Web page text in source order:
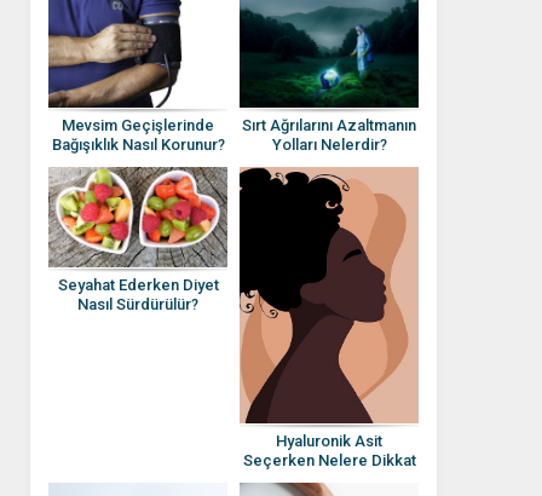
Mevsim Geçişlerinde
Bağışıklık Nasıl Korunur?
Sırt Ağrılarını Azaltmanın
Yolları Nelerdir?
Seyahat Ederken Diyet
Nasıl Sürdürülür?
Hyaluronik Asit
Seçerken Nelere Dikkat
Edilmeli?